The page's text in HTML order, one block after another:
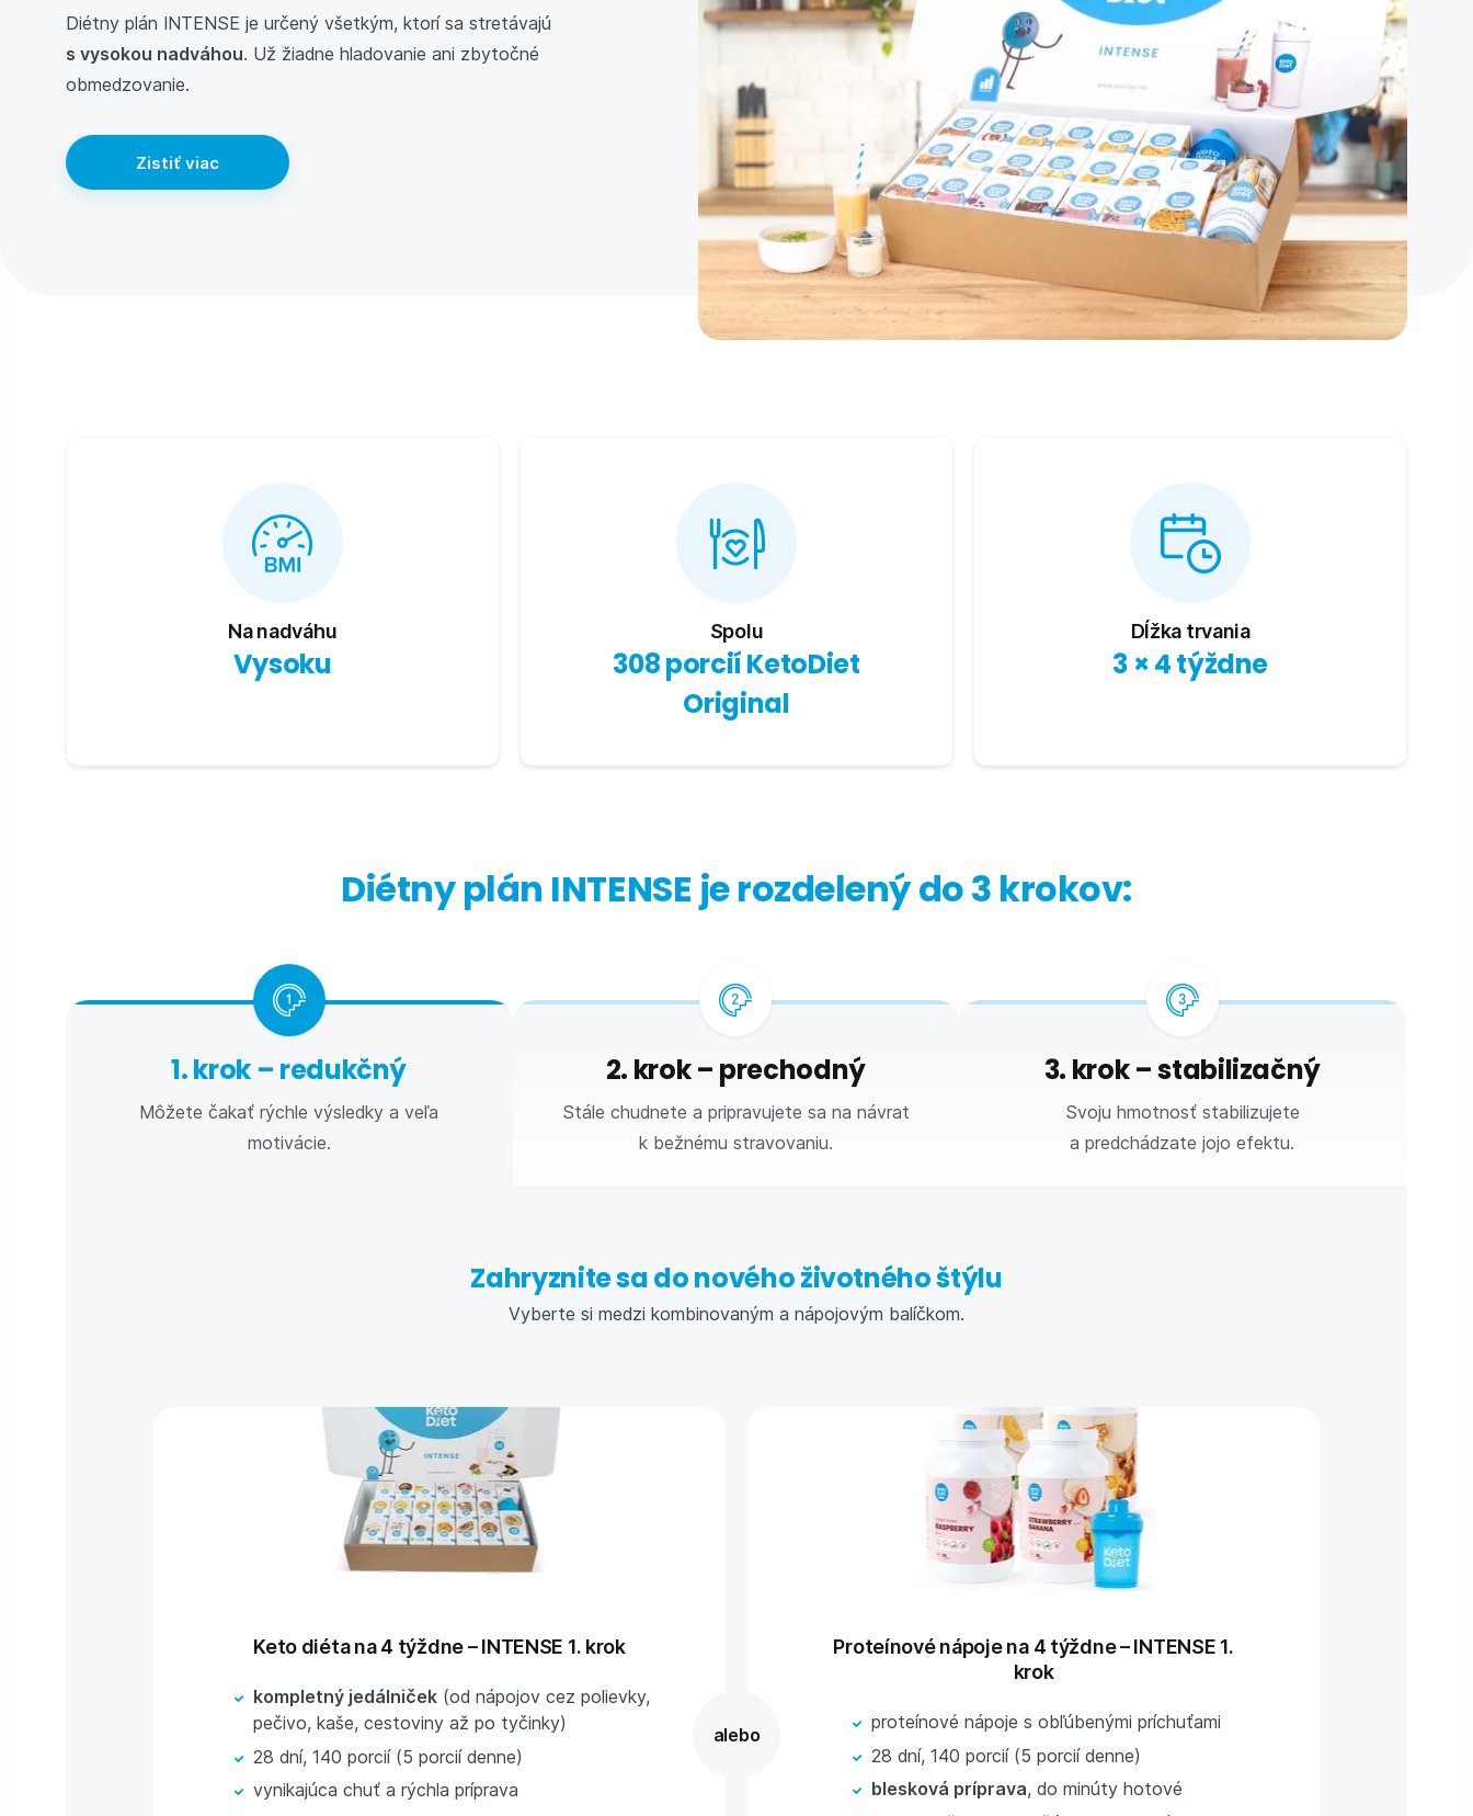
Diétny plán INTENSE je určený všetkým, ktorí sa stretávajú
s vysokou nadváhou. Už žiadne hladovanie ani zbytočné
obmedzovanie.
Zistiť viac
Na nadváhu
Vysoku
Spolu
308 porcií KetoDiet
Original
Dĺžka trvania
3 × 4 týždne
Diétny plán INTENSE je rozdelený do 3 krokov:
1. krok – redukčný
Môžete čakať rýchle výsledky a veľa
motivácie.
2. krok – prechodný
Stále chudnete a pripravujete sa na návrat
k bežnému stravovaniu.
3. krok – stabilizačný
Svoju hmotnosť stabilizujete
a predchádzate jojo efektu.
Zahryznite sa do nového životného štýlu
Vyberte si medzi kombinovaným a nápojovým balíčkom.
Keto diéta na 4 týždne – INTENSE 1. krok
kompletný jedálniček (od nápojov cez polievky,
pečivo, kaše, cestoviny až po tyčinky)
28 dní, 140 porcií (5 porcií denne)
vynikajúca chuť a rýchla príprava
Proteínové nápoje na 4 týždne – INTENSE 1.
krok
proteínové nápoje s obľúbenými príchuťami
28 dní, 140 porcií (5 porcií denne)
blesková príprava, do minúty hotové